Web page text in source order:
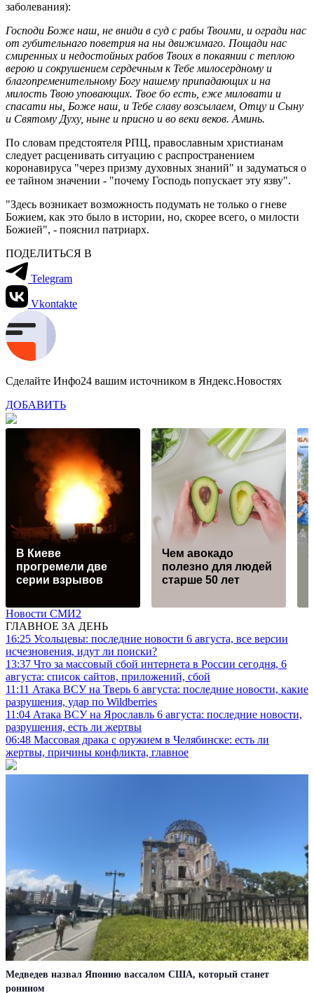
заболевания):
Господи Боже наш, не вниди в суд с рабы Твоими, и огради нас
от губительнаго поветрия на ны движимаго. Пощади нас
смиренных и недостойных рабов Твоих в покаянии с теплою
верою и сокрушением сердечным к Тебе милосердному и
благопременительному Богу нашему припадающих и на
милость Твою уповающих. Твое бо есть, еже миловати и
спасати ны, Боже наш, и Тебе славу возсылаем, Отцу и Сыну
и Святому Духу, ныне и присно и во веки веков. Аминь.
По словам предстоятеля РПЦ, православным христианам
следует расценивать ситуацию с распространением
коронавируса "через призму духовных знаний" и задуматься о
ее тайном значении - "почему Господь попускает эту язву".
"Здесь возникает возможность подумать не только о гневе
Божием, как это было в истории, но, скорее всего, о милости
Божией", - пояснил патриарх.
ПОДЕЛИТЬСЯ В
Telegram
Vkontakte
Сделайте Инфо24 вашим источником в Яндекс.Новостях
ДОБАВИТЬ
В Киеве
прогремели две
серии взрывов
Чем авокадо
полезно для людей
старше 50 лет
Новости СМИ2
ГЛАВНОЕ ЗА ДЕНЬ
16:25 Усольцевы: последние новости 6 августа, все версии
исчезновения, идут ли поиски?
13:37 Что за массовый сбой интернета в России сегодня, 6
августа: список сайтов, приложений, сбой
11:11 Атака ВСУ на Тверь 6 августа: последние новости, какие
разрушения, удар по Wildberries
11:04 Атака ВСУ на Ярославль 6 августа: последние новости,
разрушения, есть ли жертвы
06:48 Массовая драка с оружием в Челябинске: есть ли
жертвы, причины конфликта, главное
Медведев назвал Японию вассалом США, который станет
ронином